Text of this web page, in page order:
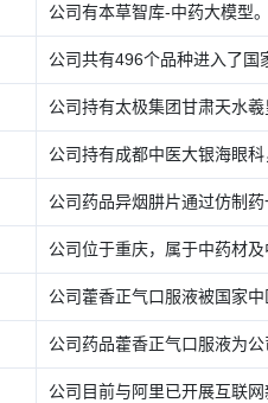
公司有本草智库-中药大模型
公司共有496个品种进入了国
公司持有太极集团甘肃天水
公司持有成都中医大银海眼
公司药品异烟肼片通过仿制
公司位于重庆，属于中药材
公司藿香正气口服液被国家
公司药品藿香正气口服液为
公司目前与阿里已开展互联